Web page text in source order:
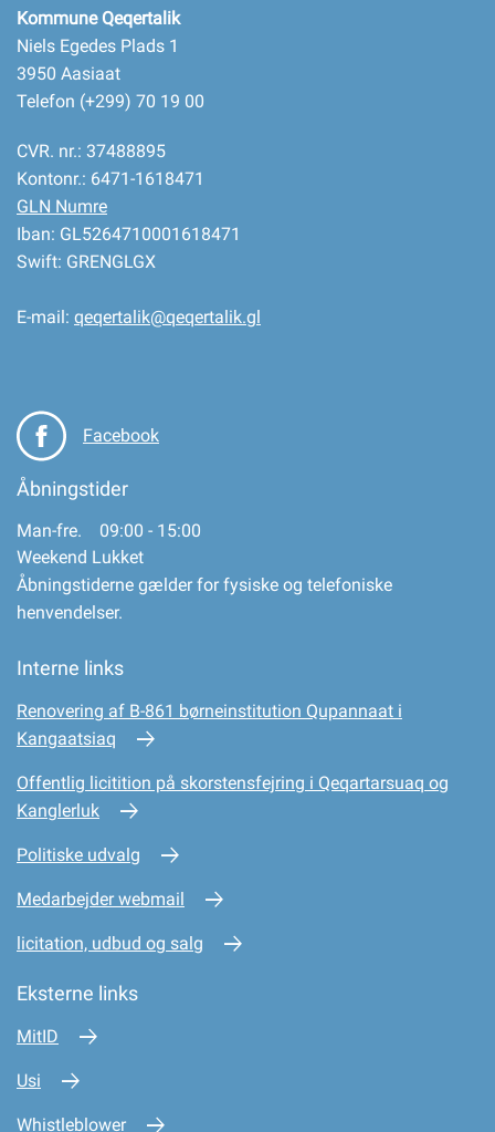
Kommune Qeqertalik
Niels Egedes Plads 1
3950 Aasiaat
Telefon (+299) 70 19 00
CVR. nr.: 37488895
Kontonr.: 6471-1618471
GLN Numre
Iban: GL5264710001618471
Swift: GRENGLGX
E-mail: qeqertalik@qeqertalik.gl
Facebook
Åbningstider
Man-fre. 09:00 - 15:00
Weekend Lukket
Åbningstiderne gælder for fysiske og telefoniske
henvendelser.
Interne links
Renovering af B-861 børneinstitution Qupannaat i
Kangaatsiaq
Offentlig licitition på skorstensfejring i Qeqartarsuaq og
Kanglerluk
Politiske udvalg
Medarbejder webmail
licitation, udbud og salg
Eksterne links
MitID
Usi
Whistleblower